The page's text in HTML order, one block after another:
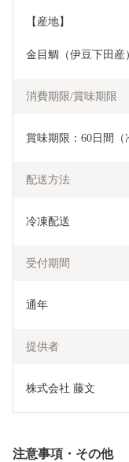
【産地】
金目鯛（伊豆下田産
消費期限/賞味期限
賞味期限：60日間（
配送方法
冷凍配送
受付期間
通年
提供者
株式会社 藤文
注意事項・その他